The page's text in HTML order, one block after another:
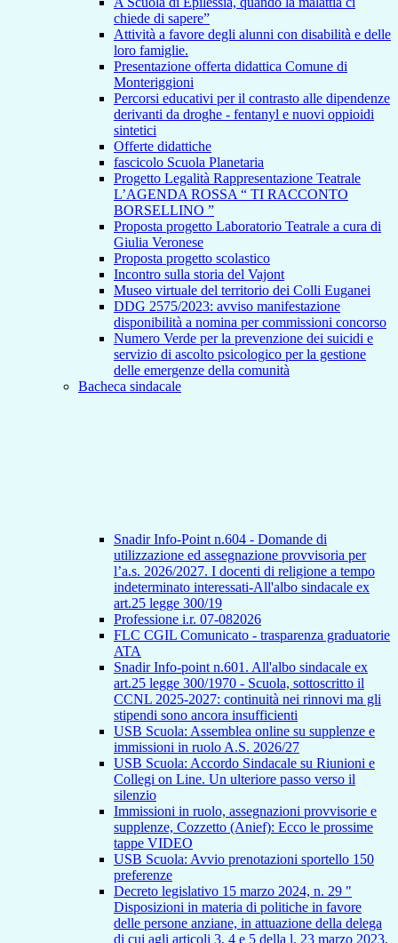
chiede di sapere”
Attività a favore degli alunni con disabilità e delle
loro famiglie.
Presentazione offerta didattica Comune di
Monteriggioni
Percorsi educativi per il contrasto alle dipendenze
derivanti da droghe - fentanyl e nuovi oppioidi
sintetici
Offerte didattiche
fascicolo Scuola Planetaria
Progetto Legalità Rappresentazione Teatrale
L’AGENDA ROSSA “ TI RACCONTO
BORSELLINO ”
Proposta progetto Laboratorio Teatrale a cura di
Giulia Veronese
Proposta progetto scolastico
Incontro sulla storia del Vajont
Museo virtuale del territorio dei Colli Euganei
DDG 2575/2023: avviso manifestazione
disponibilità a nomina per commissioni concorso
Numero Verde per la prevenzione dei suicidi e
servizio di ascolto psicologico per la gestione
delle emergenze della comunità
Bacheca sindacale
Snadir Info-Point n.604 - Domande di
utilizzazione ed assegnazione provvisoria per
l’a.s. 2026/2027. I docenti di religione a tempo
indeterminato interessati-All'albo sindacale ex
art.25 legge 300/19
Professione i.r. 07-082026
FLC CGIL Comunicato - trasparenza graduatorie
ATA
Snadir Info-point n.601. All'albo sindacale ex
art.25 legge 300/1970 - Scuola, sottoscritto il
CCNL 2025-2027: continuità nei rinnovi ma gli
stipendi sono ancora insufficienti
USB Scuola: Assemblea online su supplenze e
immissioni in ruolo A.S. 2026/27
USB Scuola: Accordo Sindacale su Riunioni e
Collegi on Line. Un ulteriore passo verso il
silenzio
Immissioni in ruolo, assegnazioni provvisorie e
supplenze, Cozzetto (Anief): Ecco le prossime
tappe VIDEO
USB Scuola: Avvio prenotazioni sportello 150
preferenze
Decreto legislativo 15 marzo 2024, n. 29 "
Disposizioni in materia di politiche in favore
delle persone anziane, in attuazione della delega
di cui agli articoli 3, 4 e 5 della l. 23 marzo 2023,